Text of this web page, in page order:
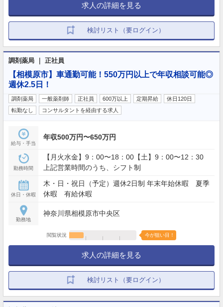
求人の詳細を見る
検討リスト（要ログイン）
調剤薬局 ｜ 正社員
【相模原市】車通勤可能！550万円以上で年収相談可能◎
週休2.5日！
調剤薬局 一般薬剤師 正社員 600万以上 定期昇給
休日120日
転勤なし
コンサルタントを経由する求人
給与・手当
年収500万円〜650万円
勤務時間
【月火水金】9：00〜18：00【土】9：00〜12：30
上記営業時間のうち、シフト制
休日・休暇
木・日・祝日（予定）週休2日制 年末年始休暇 夏季
休暇 有給休暇
勤務地
神奈川県相模原市中央区
閲覧状況 今が狙い目！
求人の詳細を見る
検討リスト（要ログイン）